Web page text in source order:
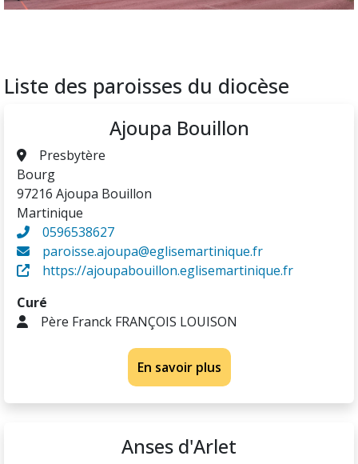
Liste des paroisses du diocèse
Ajoupa Bouillon
Presbytère
Bourg
97216 Ajoupa Bouillon
Martinique
0596538627
paroisse.ajoupa@eglisemartinique.fr
https://ajoupabouillon.eglisemartinique.fr
Curé
Père Franck FRANÇOIS LOUISON
En savoir plus
Anses d'Arlet